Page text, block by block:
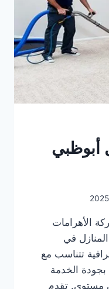
أبوظبي
الأهرامات
في
تتناسب مع
بجودة الخدمة
مستوى. تقدم